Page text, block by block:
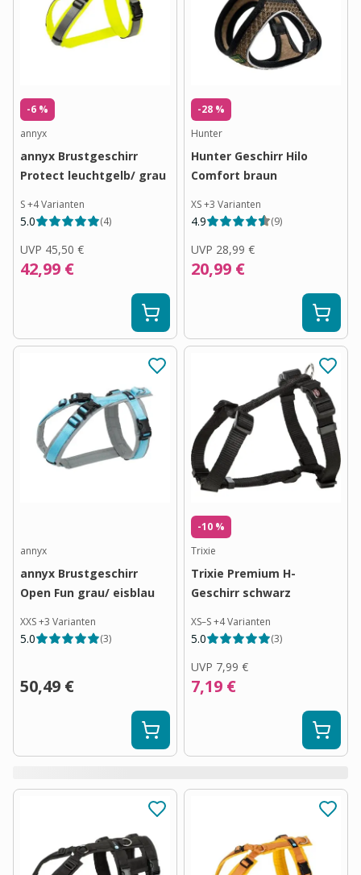
-6 %
annyx
annyx Brustgeschirr
Protect leuchtgelb/ grau
S+4Varianten
5.0 (4)
UVP 45,50 €
42,99 €
-28 %
Hunter
Hunter Geschirr Hilo
Comfort braun
XS+3 Varianten
4.9 (9)
UVP 28,99 €
20,99 €
annyx
annyx Brustgeschirr
Open Fun grau/ eisblau
XXS+3 Varianten
5.0 (3)
50,49 €
-10 %
Trixie
Trixie Premium H-
Geschirr schwarz
XS–S+4Varianten
5.0 (3)
UVP 7,99 €
7,19 €